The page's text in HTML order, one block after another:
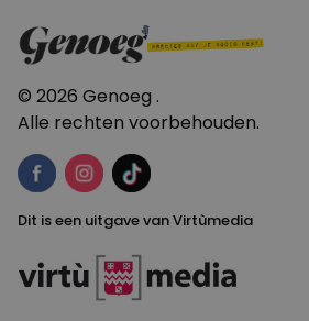
© 2026 Genoeg .
Alle rechten voorbehouden.
Dit is een uitgave van Virtùmedia